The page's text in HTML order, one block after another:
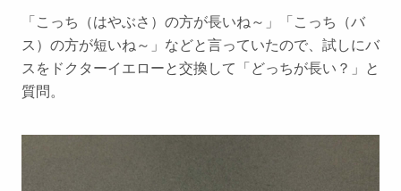
「こっち（はやぶさ）の方が長いね～」「こっち（バ
ス）の方が短いね～」などと言っていたので、試しにバ
スをドクターイエローと交換して「どっちが長い？」と
質問。